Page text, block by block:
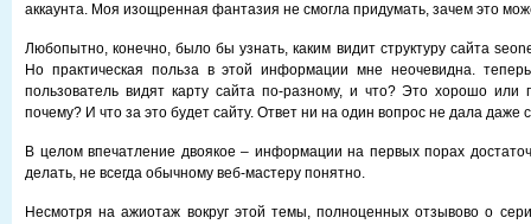
аккаунта. Моя изощренная фантазия не смогла придумать, зачем это
Любопытно, конечно, было бы узнать, каким видит структуру сайта
Но практическая польза в этой информации мне неочевидна.
пользователь видят карту сайта по-разному, и что? Это хорошо или
почему? И что за это будет сайту. Ответ ни на один вопрос не дала даже
В целом впечатление двоякое – информации на первых порах
делать, не всегда обычному веб-мастеру понятно.
Несмотря на ажиотаж вокруг этой темы, полноценных отзывово о